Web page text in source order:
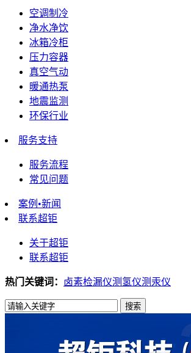
空调制冷
净水净饮
冰箱冷柜
压力容器
真空气动
暖通热泵
地震监测
环保行业
服务支持
服务流程
常见问题
案例•新闻
联系超钜
关于超钜
联系超钜
热门关键词： 卤素检漏仪测氢仪测汞仪